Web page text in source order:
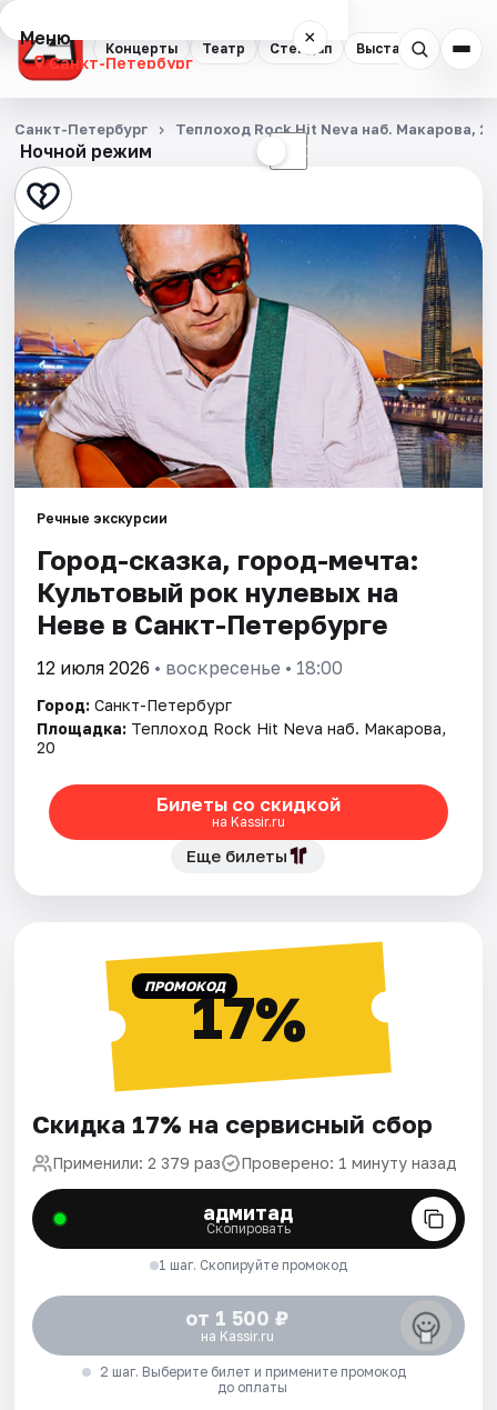
Концерты Театр Стендап Выставки
Меню ×
Санкт-Петербург
Концерты
Театр
Стендап
Выставки
Квесты
Экскурсии
Спорт
События
Города
Площадки
Артисты
Рейтинги
Ночной режим ☾
Санкт-Петербург Теплоход Rock Hit Neva наб. Макарова,
Речные экскурсии
Город-сказка, город-мечта:
Культовый рок нулевых на
Неве в Санкт-Петербурге
12 июля 2026 • воскресенье • 18:00
Город: Санкт-Петербург
Площадка: Теплоход Rock Hit Neva наб. Макарова,
20
Билеты со скидкой
на Kassir.ru
Еще билеты
ПРОМОКОД17%
Скидка 17% на сервисный сбор
Применили: 2 379 раз Проверено: 1 минуту назад
адмитад
Скопировать
1 шаг. Скопируйте промокод
от 1 500 ₽
на Kassir.ru
2 шаг. Выберите билет и примените промокод
до оплаты